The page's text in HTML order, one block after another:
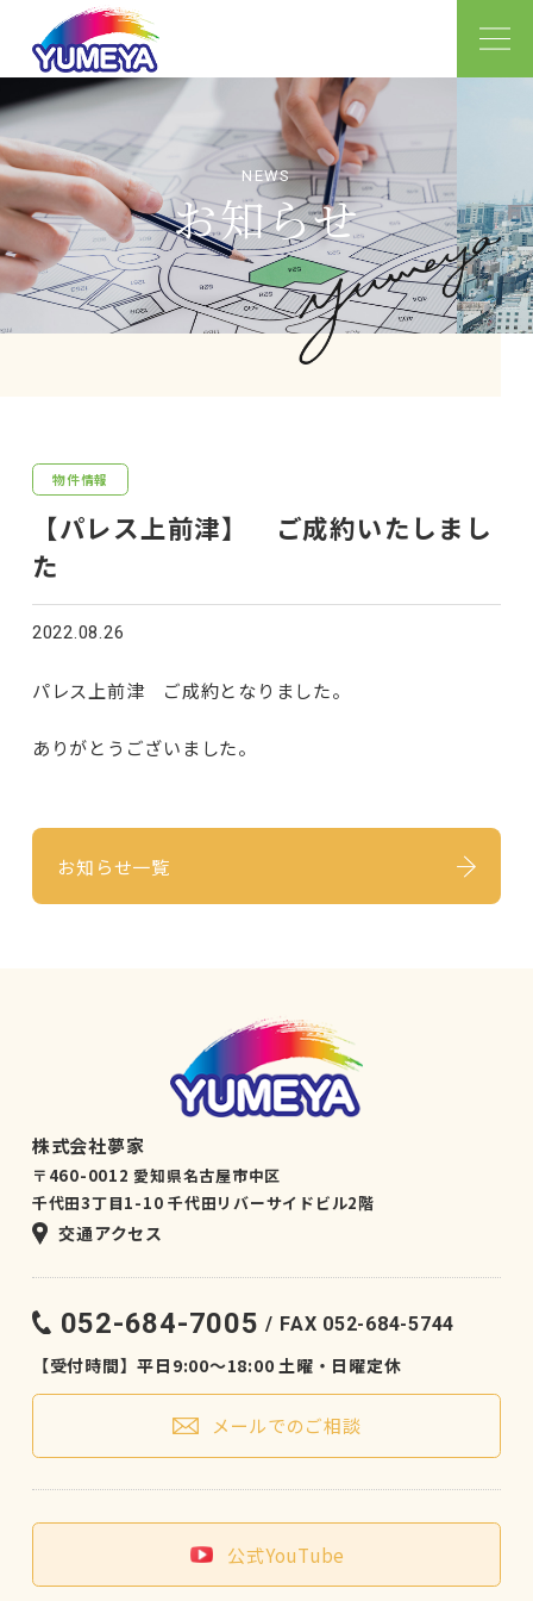
お知らせ
物件情報
【パレス上前津】 ご成約いたしまし
た
2022.08.26
パレス上前津 ご成約となりました。
ありがとうございました。
お知らせ一覧
株式会社夢家
〒460-0012 愛知県名古屋市中区
千代田3丁目1-10 千代田リバーサイドビル2階
交通アクセス
052-684-7005 FAX 052-684-5744
【受付時間】平日9:00〜18:00 土曜・日曜定休
メールでのご相談
公式YouTube